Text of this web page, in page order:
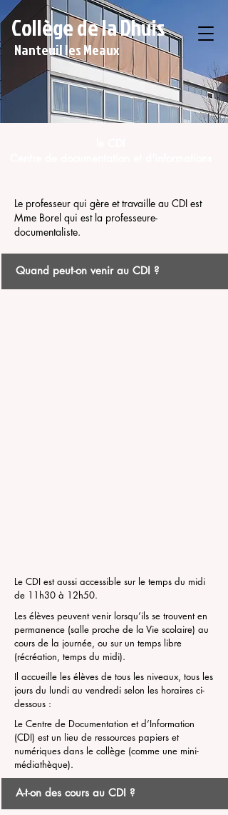
Collège de la Dhuis
Nanteuil les Meaux
Le professeur qui gère et travaille au CDI est
Mme Borel qui est la professeure-
documentaliste.
Quand peut-on venir au CDI ?
Le CDI est aussi accessible sur le temps du midi
de 11h30 à 12h50.
Les élèves peuvent venir lorsqu’ils se trouvent en
permanence (salle proche de la Vie scolaire) au
cours de la journée, ou sur un temps libre
(récréation, temps du midi).
Il accueille les élèves de tous les niveaux, tous les
jours du lundi au vendredi selon les horaires ci-
dessous :
Le Centre de Documentation et d’Information
(CDI) est un lieu de ressources papiers et
numériques dans le collège (comme une mini-
médiathèque).
A-t-on des cours au CDI ?